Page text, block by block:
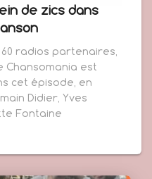
de zics dans
radios partenaires,
est
cet épisode, en
Didier, Yves
Fontaine